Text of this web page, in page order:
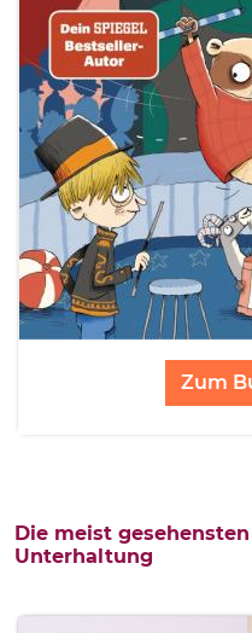
Zum
Die meist
Unterhaltung